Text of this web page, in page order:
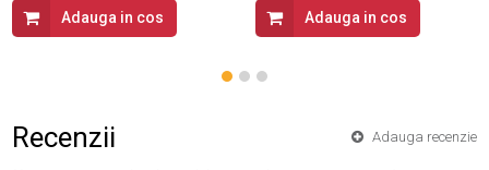
Adauga in cos Adauga in cos
Recenzii Adauga recenzie